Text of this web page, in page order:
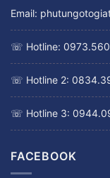
Email:
☏ Hotline:
☏ Hotline 2:
☏ Hotline 3:
FACEBOOK